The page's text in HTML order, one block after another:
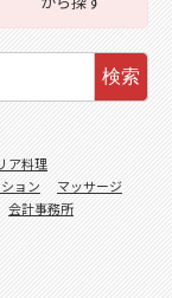
検索
ア料理
ョン
マッサージ
会計事務所